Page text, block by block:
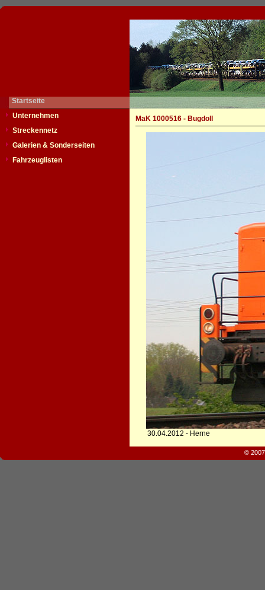
Startseite
Unternehmen
Streckennetz
Galerien & Sonderseiten
Fahrzeuglisten
MaK 1000516 - Bugdoll
30.04.2012 - Herne
©